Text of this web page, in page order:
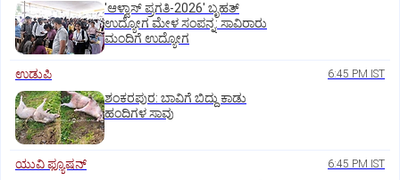
'ಆಳ್ವಾಸ್‌ ಪ್ರಗತಿ-2026' ಬೃಹತ್
ಉದ್ಯೋಗ ಮೇಳ ಸಂಪನ್ನ: ಸಾವಿರಾರು
ಮಂದಿಗೆ ಉದ್ಯೋಗ
ಉಡುಪಿ 6:45 PM IST
ಶಂಕರಪುರ: ಬಾವಿಗೆ ಬಿದ್ದು ಕಾಡು
ಹಂದಿಗಳ ಸಾವು
ಯುವಿ ಫ್ಯೂಷನ್ 6:45 PM IST